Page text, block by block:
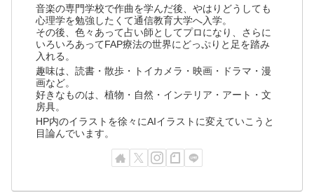
音楽の専門学校で作曲を学んだ後、やはりどうしても
心理学を勉強したくて通信教育大学へ入学。
その後、色々あって占い師としてプロになり、さらに
いろいろあってFAP療法の世界にどっぷりと足を踏み
入れる。
趣味は、読書・散歩・トイカメラ・映画・ドラマ・漫
画など。
好きなものは、植物・自然・インテリア・アート・文
房具。
HP内のイラストを徐々にAIイラストに変えていこうと
目論んでいます。